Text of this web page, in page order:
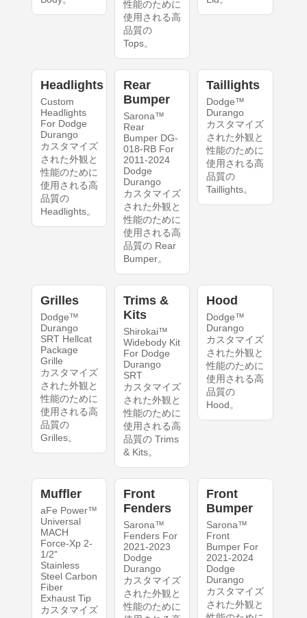
性能のために
使用される高
品質の
Tops。
Headlights
Custom
Headlights
For Dodge
Durango
カスタマイズ
された外観と
性能のために
使用される高
品質の
Headlights。
Rear
Bumper
Sarona™
Rear
Bumper DG-
018-RB For
2011-2024
Dodge
Durango
カスタマイズ
された外観と
性能のために
使用される高
品質の Rear
Bumper。
Taillights
Dodge™
Durango
カスタマイズ
された外観と
性能のために
使用される高
品質の
Taillights。
Grilles
Dodge™
Durango
SRT Hellcat
Package
Grille
カスタマイズ
された外観と
性能のために
使用される高
品質の
Grilles。
Trims &
Kits
Shirokai™
Widebody Kit
For Dodge
Durango
SRT
カスタマイズ
された外観と
性能のために
使用される高
品質の Trims
& Kits。
Hood
Dodge™
Durango
カスタマイズ
された外観と
性能のために
使用される高
品質の
Hood。
Muffler
aFe Power™
Universal
MACH
Force-Xp 2-
1/2"
Stainless
Steel Carbon
Fiber
Exhaust Tip
カスタマイズ
Front
Fenders
Sarona™
Fenders For
2021-2023
Dodge
Durango
カスタマイズ
された外観と
性能のために
Front
Bumper
Sarona™
Front
Bumper For
2021-2024
Dodge
Durango
カスタマイズ
された外観と